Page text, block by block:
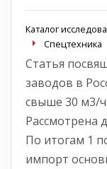
Каталог
Спецтехника
Статья
заводов в
свыше 30 м3/
Рассмотрена
По итогам 1
импорт